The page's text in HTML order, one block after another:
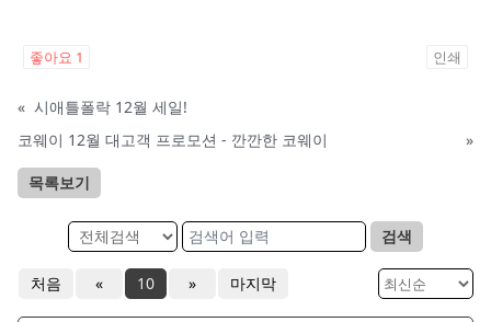
좋아요 1 인쇄
« 시애틀폴락 12월 세일!
코웨이 12월 대고객 프로모션 - 깐깐한 코웨이
»
목록보기
검색
처음 « 10 » 마지막